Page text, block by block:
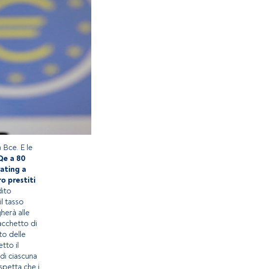
E le
a 80
a
prestiti
tasso
alle
di
delle
il
ciascuna
che i